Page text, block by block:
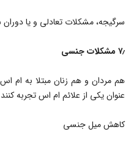
سرگیجه، مشکلات تعادلی و یا
۷٫ مشکلات جنسی
هم مردان و هم زنان مبتلا به ام
عنوان یکی از علائم ام اس تجربه
کاهش میل جنسی